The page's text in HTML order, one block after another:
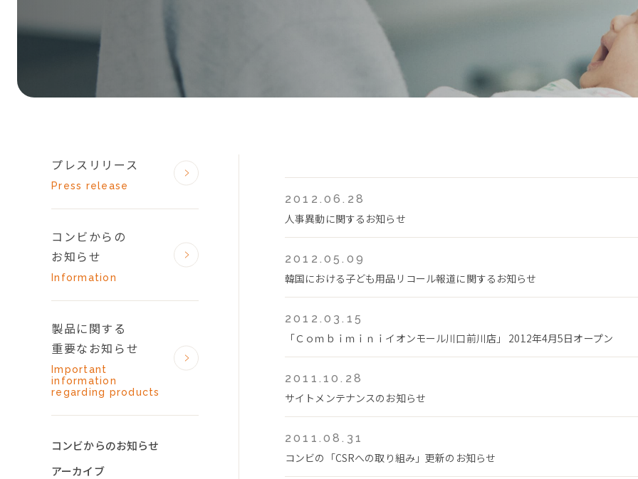
2012.06.28
人事異動に関するお知らせ
2012.05.09
韓国における子ども用品リコール報道に関するお知らせ
2012.03.15
「Ｃｏｍｂｉｍｉｎｉイオンモール川口前川店」 2012年4月5日オープン
2011.10.28
サイトメンテナンスのお知らせ
2011.08.31
コンビの「CSRへの取り組み」更新のお知らせ
プレスリリース
Press release
コンビからの
お知らせ
Information
製品に関する
重要なお知らせ
Important
information
regarding products
コンビからのお知らせ
アーカイブ